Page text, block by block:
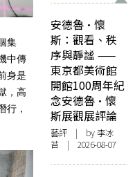
集
中傳
身是
，高
行，
安德魯·懷
斯：觀看、秩
序與靜謐 ——
東京都美術館
開館100周年紀
念安德魯·懷
斯展觀展評論
藝評 | by 李冰
苔 | 2026-08-07